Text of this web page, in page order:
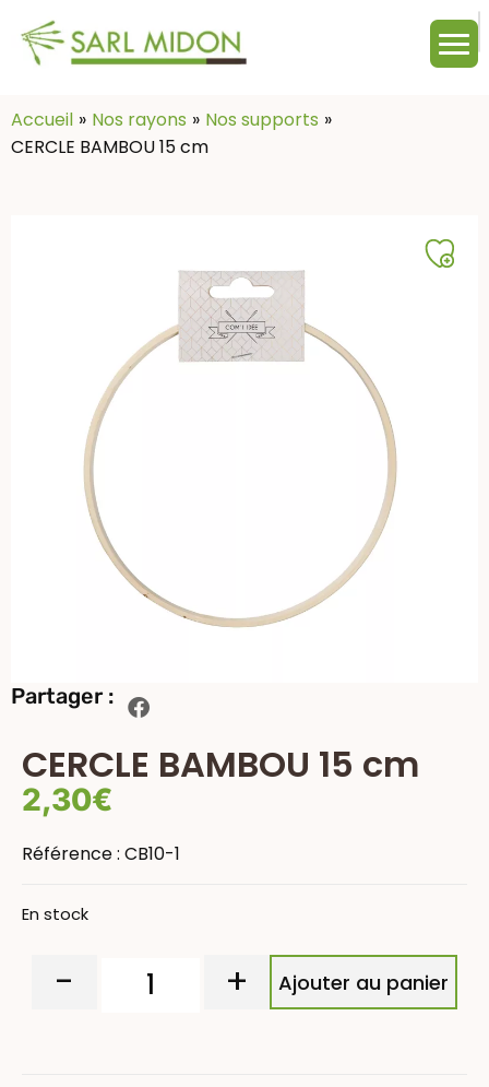
Accueil
Nos rayons
Nos supports
CERCLE BAMBOU 15 cm
Partager :
CERCLE BAMBOU 15 cm
2,30€
Référence : CB10-1
En stock
- + Ajouter au panier